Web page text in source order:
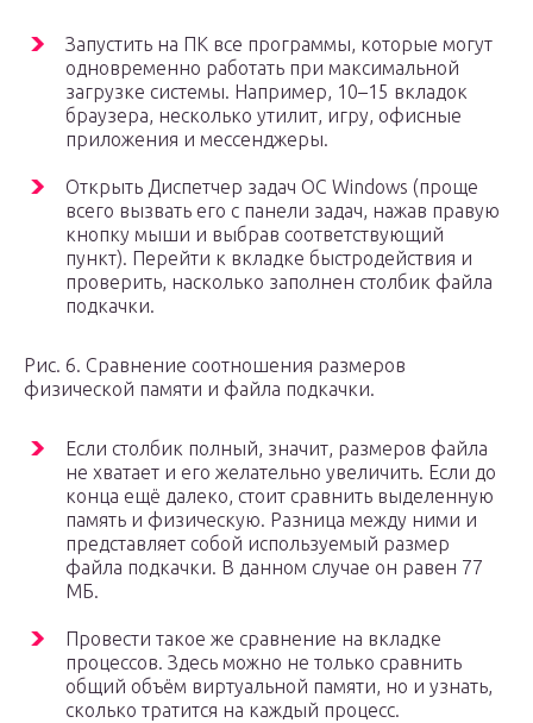
Запустить на ПК все программы, которые могут
одновременно работать при максимальной
загрузке системы. Например, 10–15 вкладок
браузера, несколько утилит, игру, офисные
приложения и мессенджеры.
Открыть Диспетчер задач ОС Windows (проще
всего вызвать его с панели задач, нажав правую
кнопку мыши и выбрав соответствующий
пункт). Перейти к вкладке быстродействия и
проверить, насколько заполнен столбик файла
подкачки.
Рис. 6. Сравнение соотношения размеров
физической памяти и файла подкачки.
Если столбик полный, значит, размеров файла
не хватает и его желательно увеличить. Если до
конца ещё далеко, стоит сравнить выделенную
память и физическую. Разница между ними и
представляет собой используемый размер
файла подкачки. В данном случае он равен 77
МБ.
Провести такое же сравнение на вкладке
процессов. Здесь можно не только сравнить
общий объём виртуальной памяти, но и узнать,
сколько тратится на каждый процесс.